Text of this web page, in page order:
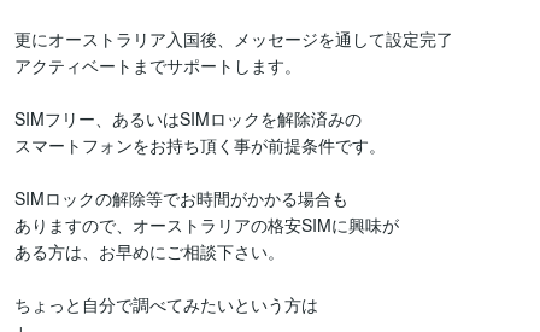
更にオーストラリア入国後、メッセージを通して設定完了
アクティベートまでサポートします。
SIMフリー、あるいはSIMロックを解除済みの
スマートフォンをお持ち頂く事が前提条件です。
SIMロックの解除等でお時間がかかる場合も
ありますので、オーストラリアの格安SIMに興味が
ある方は、お早めにご相談下さい。
ちょっと自分で調べてみたいという方は